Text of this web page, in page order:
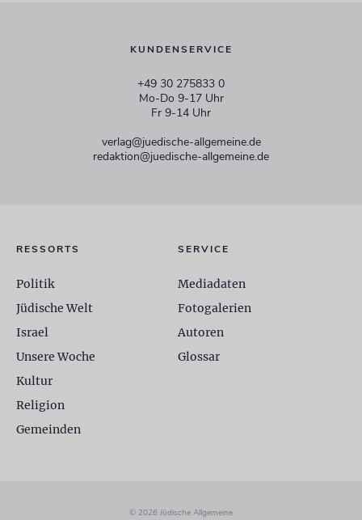
KUNDENSERVICE
+49 30 275833 0
Mo-Do 9-17 Uhr
Fr 9-14 Uhr
verlag@juedische-allgemeine.de
redaktion@juedische-allgemeine.de
RESSORTS
Politik
Jüdische Welt
Israel
Unsere Woche
Kultur
Religion
Gemeinden
SERVICE
Mediadaten
Fotogalerien
Autoren
Glossar
© 2026 Jüdische Allgemeine